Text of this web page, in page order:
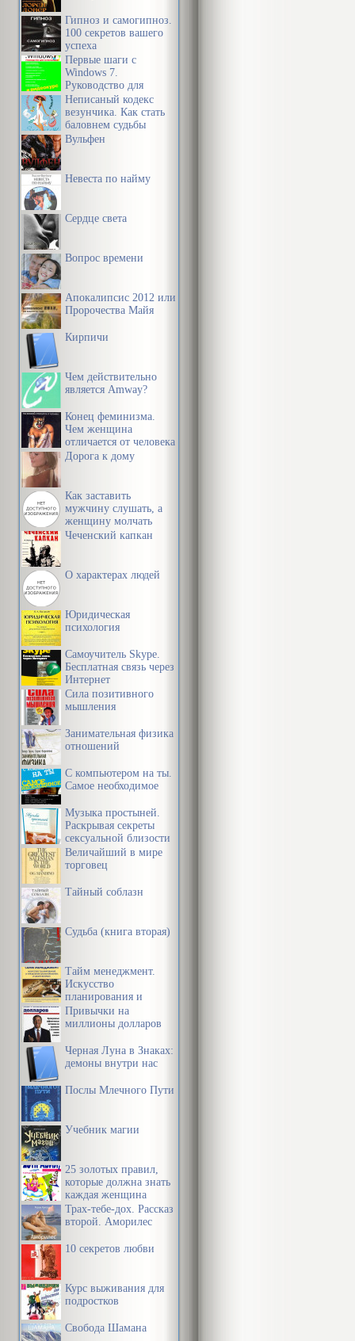
Гипноз и самогипноз.
100 секретов вашего
успеха
Первые шаги с
Windows 7.
Руководство для
начинающих
Неписаный кодекс
везунчика. Как стать
баловнем судьбы
Вульфен
Невеста по найму
Сердце света
Вопрос времени
Апокалипсис 2012 или
Пророчества Майя
Кирпичи
Чем действительно
является Amway?
Конец феминизма.
Чем женщина
отличается от человека
Дорога к дому
Как заставить
мужчину слушать, а
женщину молчать
Чеченский капкан
О характерах людей
Юридическая
психология
Самоучитель Skype.
Бесплатная связь через
Интернет
Сила позитивного
мышления
Занимательная физика
отношений
С компьютером на ты.
Самое необходимое
Музыка простыней.
Раскрывая секреты
сексуальной близости
в браке
Величайший в мире
торговец
Тайный соблазн
Судьба (книга вторая)
Тайм менеджмент.
Искусство
планирования и
управления своим
временем и своей
Привычки на
миллионы долларов
Черная Луна в Знаках:
демоны внутри нас
Послы Млечного Пути
Учебник магии
25 золотых правил,
которые должна знать
каждая женщина
Трах-тебе-дох. Рассказ
второй. Аморилес
10 секретов любви
Курс выживания для
подростков
Свобода Шамана